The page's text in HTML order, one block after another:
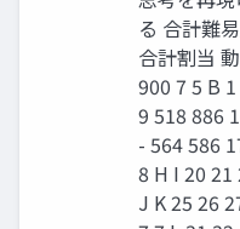
る 合計難
合計割当
900 7 5 B
9 518 886
- 564 586
8 H I 20 21
J K 25 26